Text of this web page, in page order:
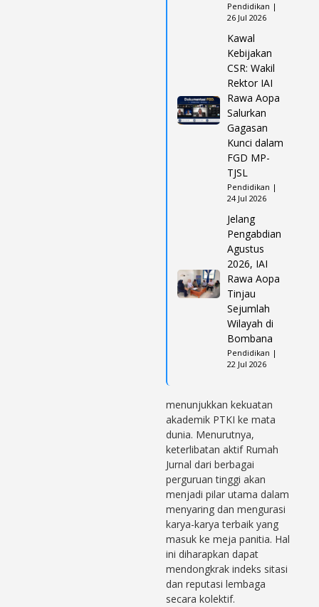
Pendidikan |
26 Jul 2026
Kawal
Kebijakan
CSR: Wakil
Rektor IAI
Rawa Aopa
Salurkan
Gagasan
Kunci dalam
FGD MP-
TJSL
Pendidikan |
24 Jul 2026
Jelang
Pengabdian
Agustus
2026, IAI
Rawa Aopa
Tinjau
Sejumlah
Wilayah di
Bombana
Pendidikan |
22 Jul 2026
menunjukkan kekuatan
akademik PTKI ke mata
dunia. Menurutnya,
keterlibatan aktif Rumah
Jurnal dari berbagai
perguruan tinggi akan
menjadi pilar utama dalam
menyaring dan mengurasi
karya-karya terbaik yang
masuk ke meja panitia. Hal
ini diharapkan dapat
mendongkrak indeks sitasi
dan reputasi lembaga
secara kolektif.